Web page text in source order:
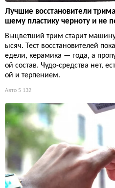
Лучшие восстановители
шему пластику черноту и не
Выцветший трим старит
ысяч. Тест восстановителей
едели, керамика — года, а
ой состав. Чудо-средства нет,
ой и терпением.
Авто 5 132